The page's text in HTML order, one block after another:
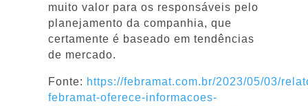
muito valor para os responsáveis pelo
planejamento da companhia, que
certamente é baseado em tendências
de mercado.
Fonte: https://febramat.com.br/2023/05/03/
febramat-oferece-informacoes-